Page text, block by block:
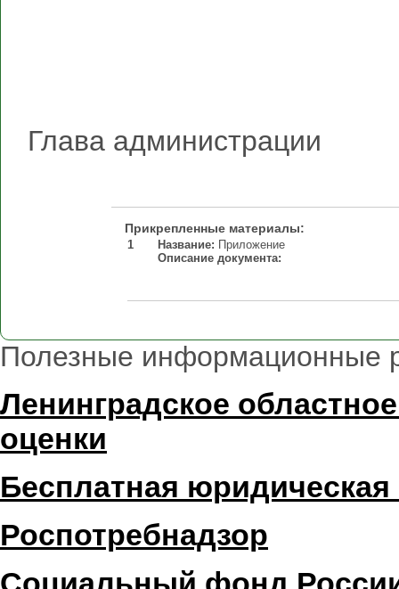
Глава
Прикрепленные материалы:
1 Название: Приложение
Описание документа:
Полезные информационные
Ленинградское
оценки
Бесплатная
Роспотребнадзор